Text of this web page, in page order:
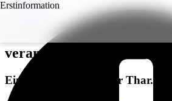
Psyche bei mehr als jeder
für Berufs-/
verantwortlich
Ein Beitrag von Günter Thar.
Erstinformation